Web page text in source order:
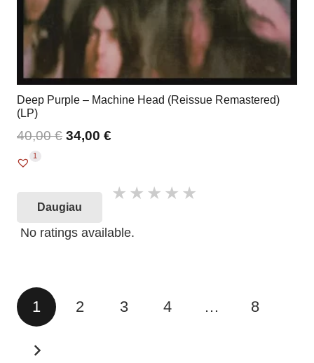
Deep Purple – Machine Head (Reissue Remastered)
(LP)
40,00€ 34,00 €
1
Daugiau
No ratings available.
Įrašų
puslapiavimas
1 2 3 4 … 8